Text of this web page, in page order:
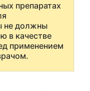
препаратах
не должны
в качестве
применением